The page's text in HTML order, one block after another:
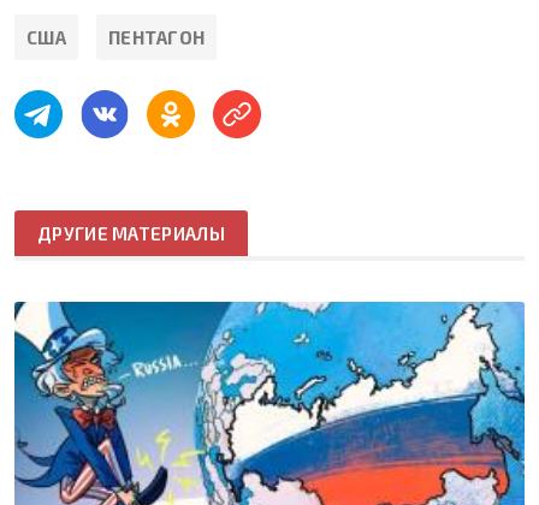
США ПЕНТАГОН
ДРУГИЕ МАТЕРИАЛЫ